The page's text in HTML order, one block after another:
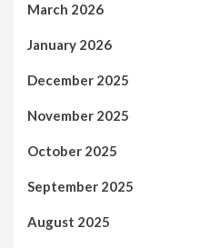
March 2026
January 2026
December 2025
November 2025
October 2025
September 2025
August 2025